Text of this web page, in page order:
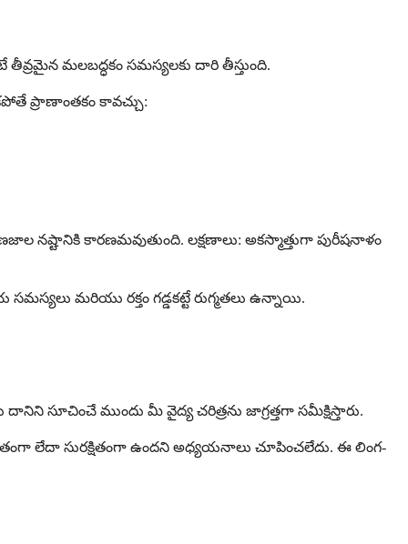
మలబద్ధకం సమస్యలకు దారి తీస్తుంది.
ప్రాణాంతకం కావచ్చు:
నష్టానికి కారణమవుతుంది. లక్షణాలు: అకస్మాత్తుగా పురీషనాళం
మరియు రక్తం గడ్డకట్టే రుగ్మతలు ఉన్నాయి.
సూచించే ముందు మీ వైద్య చరిత్రను జాగ్రత్తగా సమీక్షిస్తారు.
లేదా సురక్షితంగా ఉందని అధ్యయనాలు చూపించలేదు. ఈ లింగ-